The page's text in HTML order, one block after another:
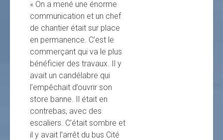
« On a mené une énorme
communication et un chef
de chantier était sur place
en permanence. C’est le
commerçant qui va le plus
bénéficier des travaux. Il y
avait un candélabre qui
l’empêchait d’ouvrir son
store banne. Il était en
contrebas, avec des
escaliers. C’était sombre et
il y avait l’arrêt du bus Cité